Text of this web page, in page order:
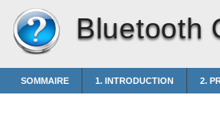
Bluetooth
SOMMAIRE 1. INTRODUCTION 2.